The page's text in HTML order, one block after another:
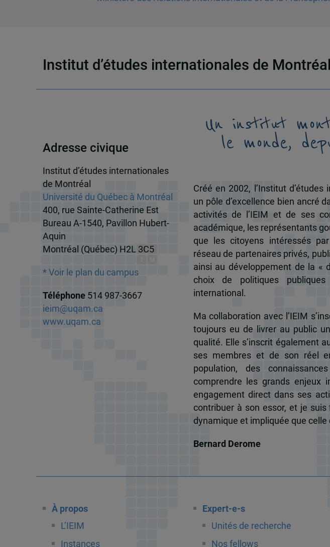
Institut d’études internationales de
Adresse civique
Institut d’études internationales
de Montréal
Université du Québec à Montréal
400, rue Sainte-Catherine Est
Bureau A-1540, Pavillon Hubert-
Aquin
Montréal (Québec) H2L 3C5
* Voir le plan du campus
Téléphone 514 987-3667
ieim@uqam.ca
www.uqam.ca
Un institut
le monde,
Créé en 2002, l’Institut
un pôle d’excellence bien ancré
activités de l’IEIM et de ses
académique, les représentants
que les citoyens intéressés
réseau de partenaires privés,
ainsi au développement de la «
choix de politiques
international.
Ma collaboration avec l’IEIM
toujours eu de livrer au public
qualité. Elle s’inscrit également
ses membres et de son réel
population, des
comprendre les grands enjeux
engagement direct dans ses
contribuer à son essor, et je suis
dynamique et impliquée que celle
Bernard Derome
À propos
L’IEIM
Instances
Expert-e-s
Unités de recherche
Nos fellows